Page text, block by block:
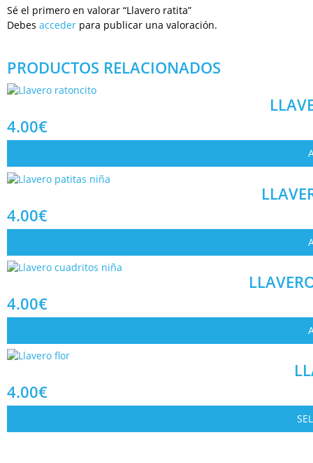
Sé el primero en valorar “Llavero ratita”
Debes acceder para publicar una valoración.
PRODUCTOS RELACIONADOS
4.00€
4.00€
4.00€
4.00€